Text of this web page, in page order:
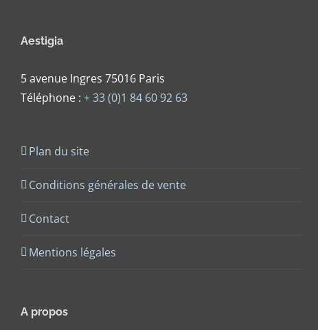
Aestigia
5 avenue Ingres 75016 Paris
Téléphone : + 33 (0)1 84 60 92 63
Plan du site
Conditions générales de vente
Contact
Mentions légales
A propos